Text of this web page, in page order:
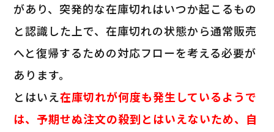
があり、突発的な在庫切れはいつか起こるもの
と認識した上で、在庫切れの状態から通常販売
へと復帰するための対応フローを考える必要が
あります。
とはいえ在庫切れが何度も発生しているようで
は、予期せぬ注文の殺到とはいえないため、自